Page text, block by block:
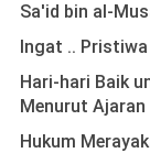
Sa'id bin al-
Ingat .. Pristiwa
Hari-hari Baik
Menurut Ajaran
Hukum